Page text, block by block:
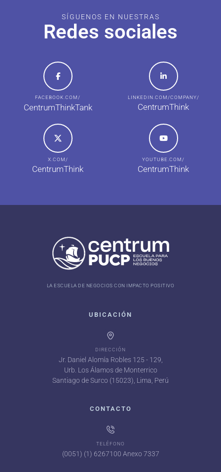
SÍGUENOS EN NUESTRAS
Redes sociales
FACEBOOK.COM/
CentrumThinkTank
LINKEDIN.COM/COMPANY/
CentrumThink
X.COM/
CentrumThink
YOUTUBE.COM/
CentrumThink
LA ESCUELA DE NEGOCIOS CON IMPACTO POSITIVO
UBICACIÓN
DIRECCIÓN
Jr. Daniel Alomía Robles 125 - 129,
Urb. Los Álamos de Monterrico
Santiago de Surco (15023), Lima, Perú
CONTACTO
TELÉFONO
(0051) (1) 6267100 Anexo 7337